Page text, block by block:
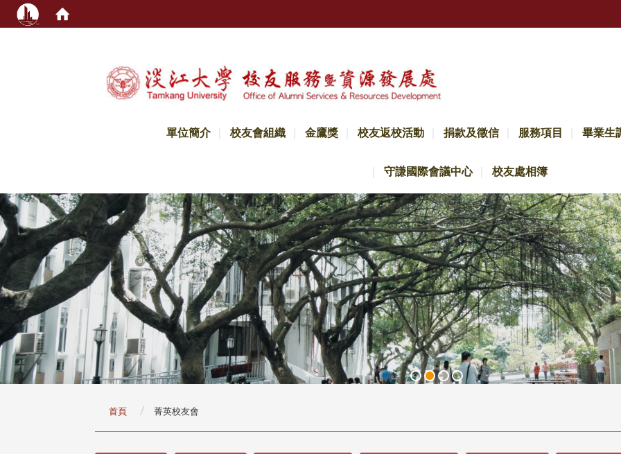
單位簡介 校友會組織 金鷹獎 校友返校活動 捐款及徵信 服務項目 畢業生
守謙國際會議中心 校友處相簿
首頁 菁英校友會